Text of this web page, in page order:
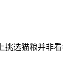
挑选猫粮并非